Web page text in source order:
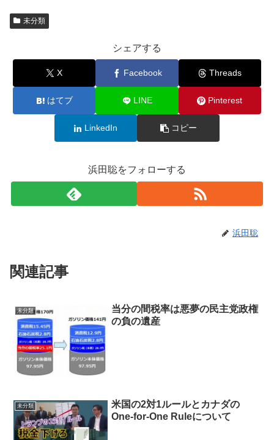
未分類
シェアする
X Facebook Threads
はてブ LINE Pinterest
LinkedIn コピー
浜田聡をフォローする
浜田聡
関連記事
未分類
当分の間税率は悪夢の民主党政権
の負の遺産
未分類
米国の2対1ルールとカナダの
One-for-One Ruleについて